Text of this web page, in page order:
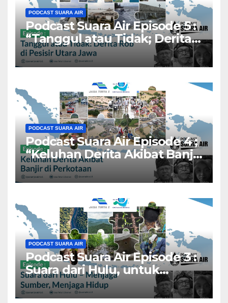
PODCAST SUARA AIR
Podcast Suara Air Episode 5 :
“Tanggul atau Tidak; Derita
Rob di Pesisir Utara Jawa”.
PODCAST SUARA AIR
Podcast Suara Air Episode 4 ;
“Keluhan Derita Akibat Banjir
di Perkotaan”.
PODCAST SUARA AIR
Podcast Suara Air Episode 3 :
Suara dari Hulu, untuk
Semua: “Menjaga Sumber,
Menjaga Hidup – Menjaga Air